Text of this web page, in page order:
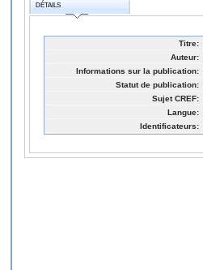
DÉTAILS
Titre:
Auteur:
Informations sur la publication:
Statut de publication:
Sujet CREF:
Langue:
Identificateurs: